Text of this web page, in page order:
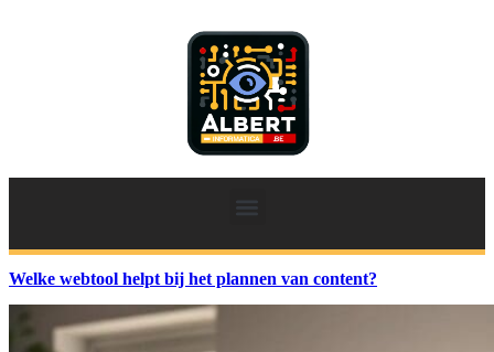
Welke webtool helpt bij het plannen van content?